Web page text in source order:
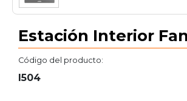
Estación Interior
Código del producto:
I504